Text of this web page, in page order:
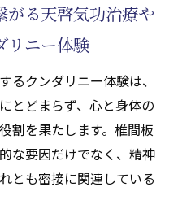
がる天啓気功治療や
リニー体験
るクンダリニー体験は、
とどまらず、心と身体の
割を果たします。椎間板
な要因だけでなく、精神
とも密接に関連している